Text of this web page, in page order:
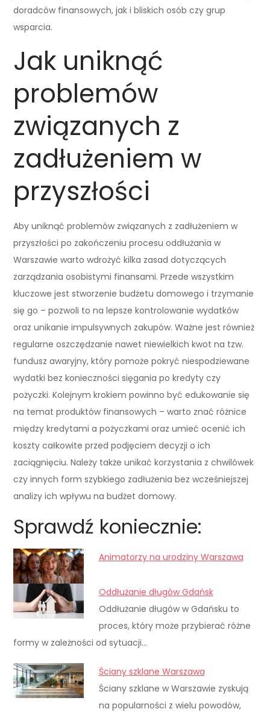
doradców finansowych, jak i bliskich osób czy grup
wsparcia.
Jak uniknąć
problemów
związanych z
zadłużeniem w
przyszłości
Aby uniknąć problemów związanych z zadłużeniem w
przyszłości po zakończeniu procesu oddłużania w
Warszawie warto wdrożyć kilka zasad dotyczących
zarządzania osobistymi finansami. Przede wszystkim
kluczowe jest stworzenie budżetu domowego i trzymanie
się go – pozwoli to na lepsze kontrolowanie wydatków
oraz unikanie impulsywnych zakupów. Ważne jest również
regularne oszczędzanie nawet niewielkich kwot na tzw.
fundusz awaryjny, który pomoże pokryć niespodziewane
wydatki bez konieczności sięgania po kredyty czy
pożyczki. Kolejnym krokiem powinno być edukowanie się
na temat produktów finansowych – warto znać różnice
między kredytami a pożyczkami oraz umieć ocenić ich
koszty całkowite przed podjęciem decyzji o ich
zaciągnięciu. Należy także unikać korzystania z chwilówek
czy innych form szybkiego zadłużenia bez wcześniejszej
analizy ich wpływu na budżet domowy.
Sprawdź koniecznie:
Animatorzy na urodziny Warszawa
Oddłużanie długów Gdańsk
Oddłużanie długów w Gdańsku to
proces, który może przybierać różne
formy w zależności od sytuacji…
Ściany szklane Warszawa
Ściany szklane w Warszawie zyskują
na popularności z wielu powodów,